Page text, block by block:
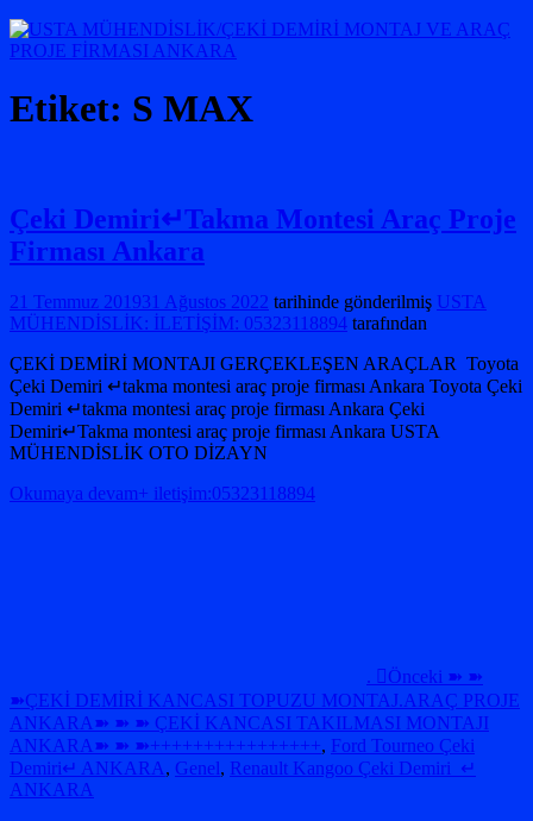
Etiket: S MAX
Çeki Demiri↵Takma Montesi Araç Proje
Firması Ankara
21 Temmuz 201931 Ağustos 2022 tarihinde gönderilmiş USTA
MÜHENDİSLİK: İLETİŞİM: 05323118894 tarafından
ÇEKİ DEMİRİ MONTAJI GERÇEKLEŞEN ARAÇLAR Toyota
Çeki Demiri ↵takma montesi araç proje firması Ankara Toyota Çeki
Demiri ↵takma montesi araç proje firması Ankara Çeki
Demiri↵Takma montesi araç proje firması Ankara USTA
MÜHENDİSLİK OTO DİZAYN
Okumaya devam+ iletişim:05323118894
. Önceki ➽ ➽
➽ÇEKİ DEMİRİ KANCASI TOPUZU MONTAJ.ARAÇ PROJE
ANKARA➽ ➽ ➽ ÇEKİ KANCASI TAKILMASI MONTAJI
ANKARA➽ ➽ ➽++++++++++++++++, Ford Tourneo Çeki
Demiri↵ ANKARA, Genel, Renault Kangoo Çeki Demiri ↵
ANKARA